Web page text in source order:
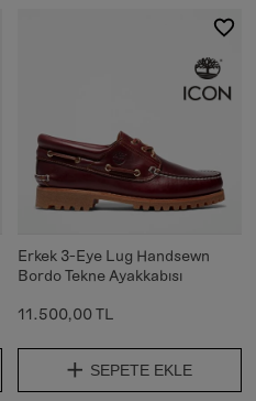
Erkek 3-Eye Lug Handsewn
Bordo Tekne Ayakkabısı
11.500,00 TL
SEPETE EKLE